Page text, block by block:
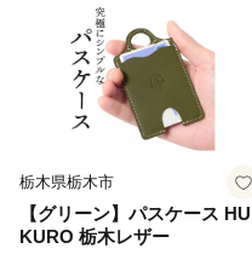
栃木県栃木市
【グリーン】パスケース HU
KURO 栃木レザー